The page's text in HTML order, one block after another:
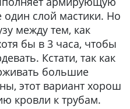
слой мастики. Но
между тем, как
бы в 3 часа, чтобы
Кстати, так как
большие
этот вариант хорош
кровли к трубам.